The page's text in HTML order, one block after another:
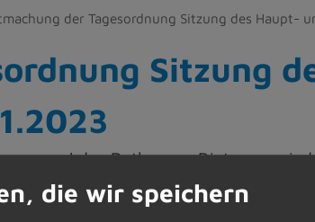
der Tagesordnung Sitzung des Haupt-
Sitzung
des Rathauses
die wir speichern